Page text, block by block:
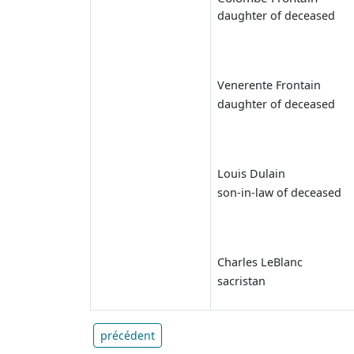
daughter of deceased
Venerente Frontain
daughter of deceased
Louis Dulain
son-in-law of deceased
Charles LeBlanc
sacristan
précédent